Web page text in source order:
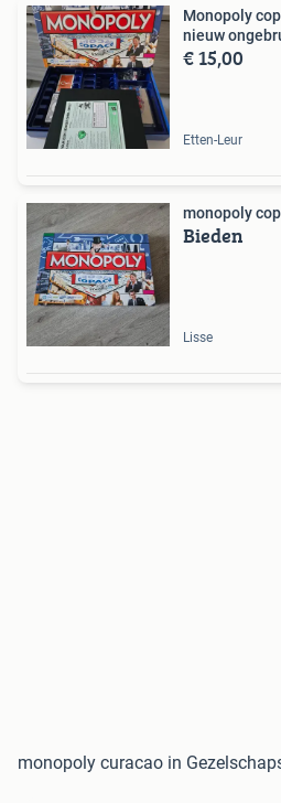
Monopoly
nieuw
€ 15,00
Etten-Leur
monopoly
Bieden
Lisse
monopoly curacao in